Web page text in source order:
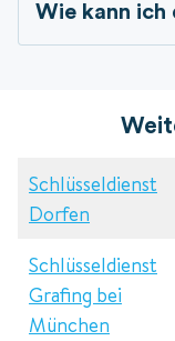
Wie kann ich
Schlüsseldienst
Dorfen
Schlüsseldienst
Grafing bei
München